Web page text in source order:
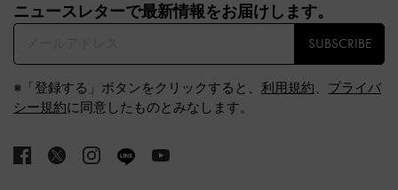
ニュースレターで最新情報をお届けします。​
SUBSCRIBE
※「登録する」ボタンをクリックすると、 利用規約、 プライバ
シー規約に同意したものとみなします。